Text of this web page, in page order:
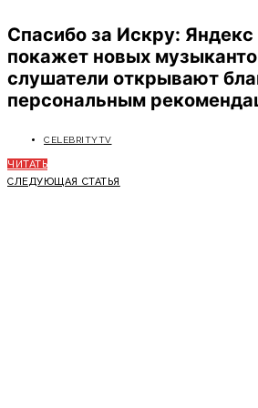
Спасибо за Искру:
покажет новых
слушатели открывают
персональным
CELEBRITYTV
ЧИТАТЬ
СЛЕДУЮЩАЯ СТАТЬЯ